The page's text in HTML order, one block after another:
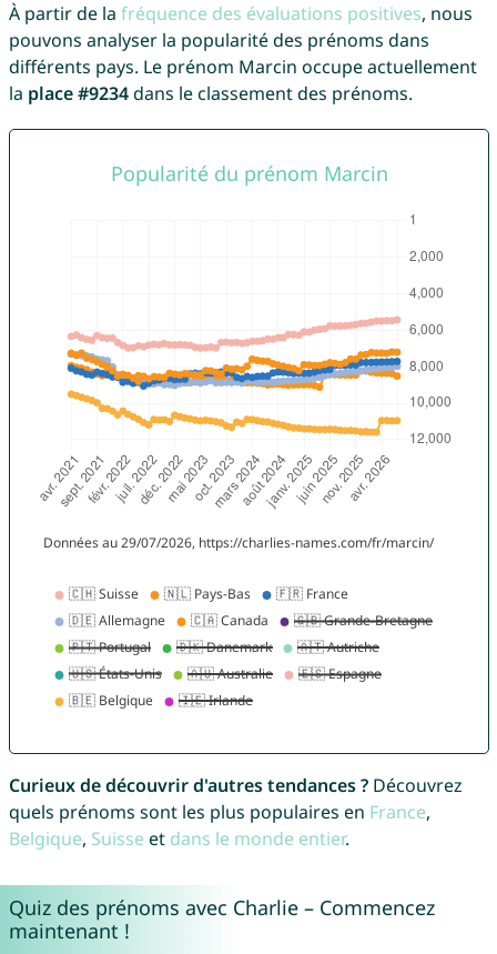
À partir de la fréquence des évaluations positives, nous
pouvons analyser la popularité des prénoms dans
différents pays. Le prénom Marcin occupe actuellement
la place #9234dans le classement des prénoms.
Curieux de découvrir d'autres tendances ?Découvrez
quels prénoms sont les plus populaires en France,
Belgique, Suisse et dans le monde entier.
Quiz des prénoms avec Charlie – Commencez
maintenant !